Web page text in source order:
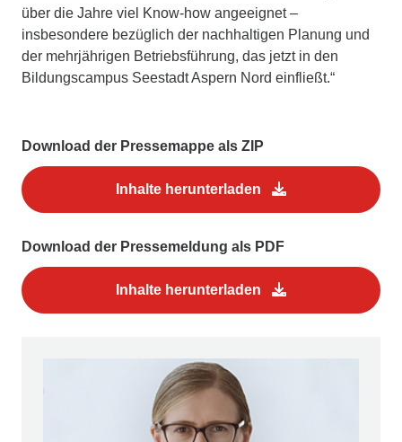
über die Jahre viel Know-how angeeignet –
insbesondere bezüglich der nachhaltigen Planung und
der mehrjährigen Betriebsführung, das jetzt in den
Bildungscampus Seestadt Aspern Nord einfließt.“
Download der Pressemappe als ZIP
Inhalte herunterladen
Download der Pressemeldung als PDF
Inhalte herunterladen